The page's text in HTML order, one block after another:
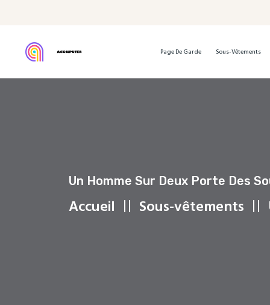
Page De Garde Sous-Vêtements
Un Homme Sur Deux Porte Des
Accueil Sous-vêtements